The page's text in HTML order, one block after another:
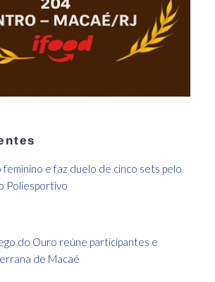
e faz duelo de cinco sets pelo
Poliesportivo
do Ouro reúne participantes e
de Macaé